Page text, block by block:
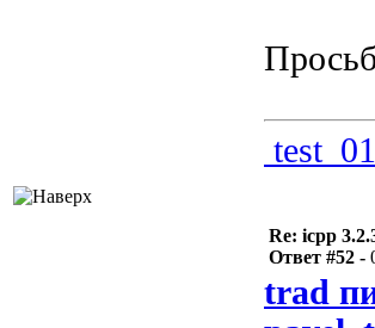
Re: icpp
Ответ #52 -
trad